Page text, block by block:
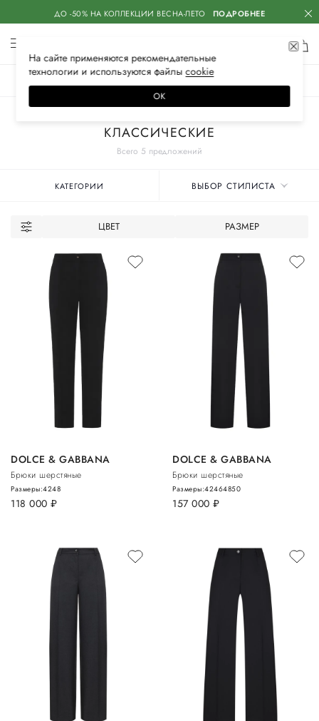
ДО -50% НА КОЛЛЕКЦИИ ВЕСНА-ЛЕТО ПОДРОБНЕЕ
Всего 5 предложений
КЛАССИЧЕСКИЕ
КАТЕГОРИИ ВЫБОР СТИЛИСТА
ЦВЕТ РАЗМЕР
DOLCE & GABBANA
Брюки шерстяные
118 000 руб.
Размеры:4248
DOLCE & GABBANA
Брюки шерстяные
157 000 руб.
Размеры:42464850
На сайте применяются рекомендательные
технологии и используются файлысооkiе
ОК